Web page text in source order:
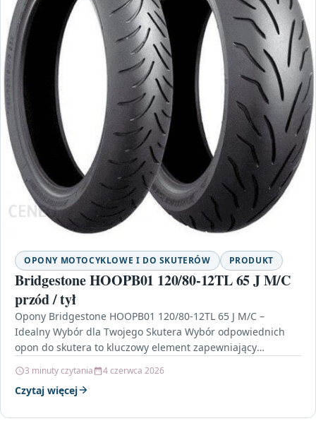
OPONY MOTOCYKLOWE I DO SKUTERÓW PRODUKT
Bridgestone HOOPB01 120/80-12TL 65 J M/C
przód / tył
Opony Bridgestone HOOPB01 120/80-12TL 65 J M/C –
Idealny Wybór dla Twojego Skutera Wybór odpowiednich
opon do skutera to kluczowy element zapewniający
3 minuty czytania 4 czerwca 2026
Czytaj więcej